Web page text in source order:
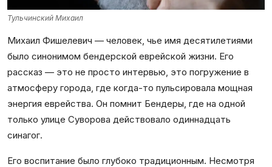
Тульчинский Михаил
Михаил Фишелевич — человек, чье имя десятилетиями
было синонимом бендерской еврейской жизни. Его
рассказ — это не просто интервью, это погружение в
атмосферу города, где когда-то пульсировала мощная
энергия еврейства. Он помнит Бендеры, где на одной
только улице Суворова действовало одиннадцать
синагог.
Его воспитание было глубоко традиционным. Несмотря